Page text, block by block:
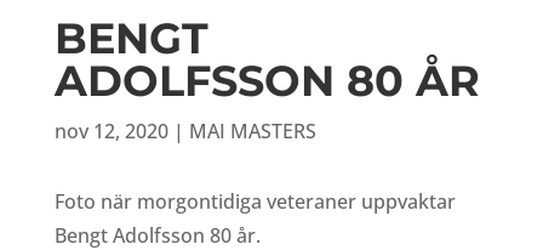
BENGT
ADOLFSSON 80 ÅR
nov 12, 2020| MAI MASTERS
Foto när morgontidiga veteraner uppvaktar
Bengt Adolfsson 80 år.